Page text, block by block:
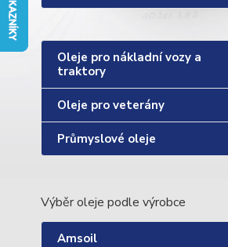
Oleje pro nákladní vozy a
traktory
Oleje pro veterány
Průmyslové oleje
Výběr oleje podle výrobce
Amsoil